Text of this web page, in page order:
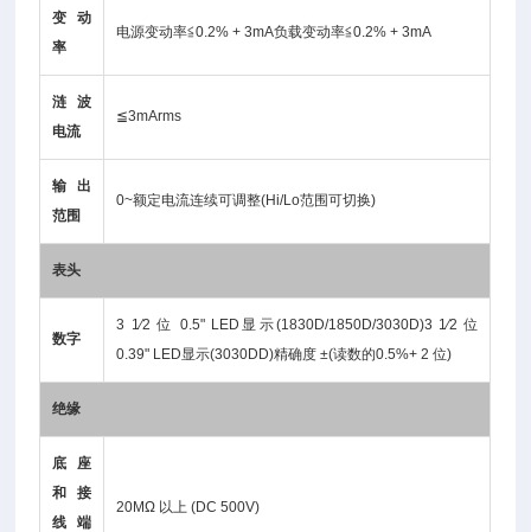
变动
率
电源变动率≦0.2% + 3mA负载变动率≦0.2% + 3mA
涟波
电流
≦3mArms
输出
范围
0~额定电流连续可调整(Hi/Lo范围可切换)
表头
数字
3 1∕2 位 0.5" LED显示(1830D/1850D/3030D)3 1∕2 位
0.39" LED显示(3030DD)精确度 ±(读数的0.5%+ 2 位)
绝缘
底座
和接
线端
20MΩ 以上 (DC 500V)